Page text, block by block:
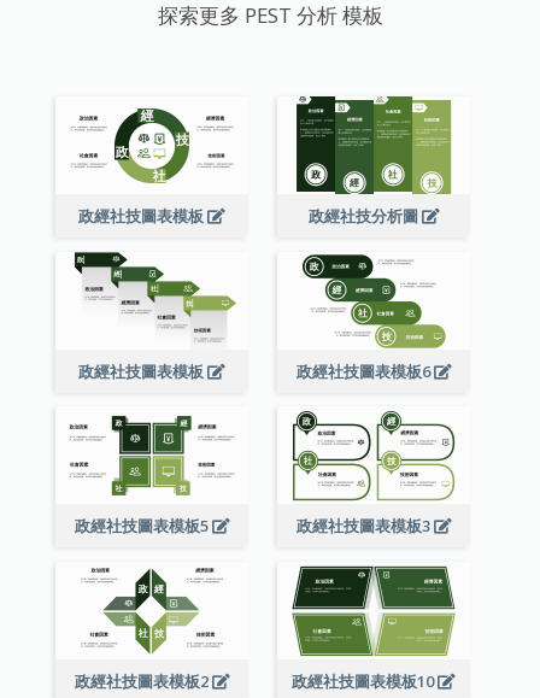
探索更多 PEST 分析 模板
政經社技圖表模板 政經社技分析圖
政經社技圖表模板 政經社技圖表模板6
政經社技圖表模板5 政經社技圖表模板3
政經社技圖表模板2 政經社技圖表模板10